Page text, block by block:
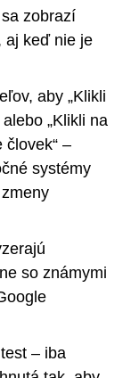
zobrazí
aj keď nie je
aby „Klikli
„Klikli na
–
systémy
so známymi
– iba